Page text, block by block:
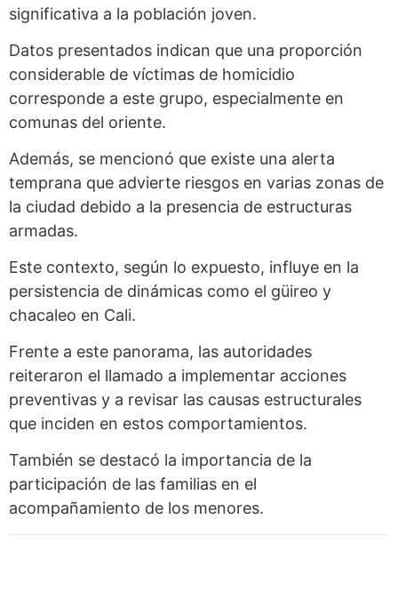
significativa a la población joven.
Datos presentados indican que una proporción
considerable de víctimas de homicidio
corresponde a este grupo, especialmente en
comunas del oriente.
Además, se mencionó que existe una alerta
temprana que advierte riesgos en varias zonas de
la ciudad debido a la presencia de estructuras
armadas.
Este contexto, según lo expuesto, influye en la
persistencia de dinámicas como el güireo y
chacaleo en Cali.
Frente a este panorama, las autoridades
reiteraron el llamado a implementar acciones
preventivas y a revisar las causas estructurales
que inciden en estos comportamientos.
También se destacó la importancia de la
participación de las familias en el
acompañamiento de los menores.